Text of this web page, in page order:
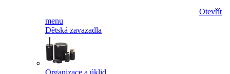
Otevřít
menu
Dětská zavazadla
Organizace a úklid